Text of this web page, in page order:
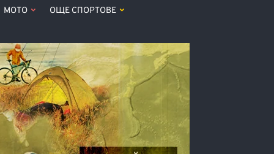
МОТО ОЩЕ СПОРТОВЕ